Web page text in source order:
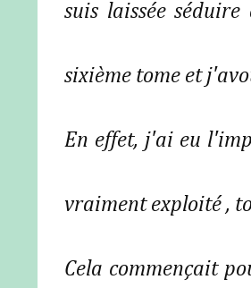
suis laissée
sixième tome et
En effet, j'ai eu
vraiment exploité ,
Cela commençait